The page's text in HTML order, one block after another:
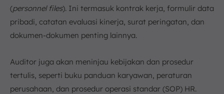
(personnel files). Ini termasuk kontrak kerja, formulir data
pribadi, catatan evaluasi kinerja, surat peringatan, dan
dokumen-dokumen penting lainnya.
Auditor juga akan meninjau kebijakan dan prosedur
tertulis, seperti buku panduan karyawan, peraturan
perusahaan, dan prosedur operasi standar (SOP) HR.